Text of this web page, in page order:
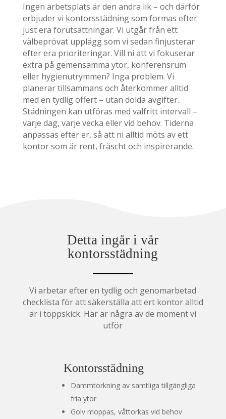
Ingen arbetsplats är den andra lik – och därför
erbjuder vi kontorsstädning som formas efter
just era förutsättningar. Vi utgår från ett
välbeprövat upplägg som vi sedan finjusterar
efter era prioriteringar. Vill ni att vi fokuserar
extra på gemensamma ytor, konferensrum
eller hygienutrymmen? Inga problem. Vi
planerar tillsammans och återkommer alltid
med en tydlig offert – utan dolda avgifter.
Städningen kan utföras med valfritt intervall –
varje dag, varje vecka eller vid behov. Tiderna
anpassas efter er, så att ni alltid möts av ett
kontor som är rent, fräscht och inspirerande.
Detta ingår i vår
kontorsstädning
Vi arbetar efter en tydlig och genomarbetad
checklista för att säkerställa att ert kontor alltid
är i toppskick. Här är några av de moment vi
utför
Kontorsstädning
Dammtorkning av samtliga tillgängliga
fria ytor
Golv moppas, våttorkas vid behov